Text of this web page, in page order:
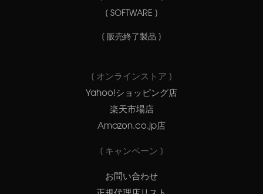
[ SOFTWARE ]
[ 販売終了製品 ]
[ オンラインストア ]
Yahoo!ショッピング店
楽天市場店
Amazon.co.jp店
[ キャンペーン ]
お問い合わせ